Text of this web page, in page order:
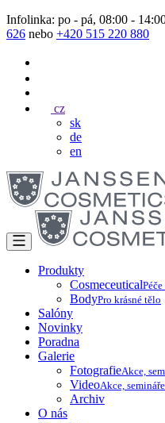
Infolinka: po - pá, 08:00 -
626 nebo +420 515 220 880
cz
sk
de
en
Produkty
Cosmeceutical
BodyPro krásné tělo
Salóny
Novinky
Poradna
Galerie
FotografieAkce,
VideoAkce,
Archiv
O nás